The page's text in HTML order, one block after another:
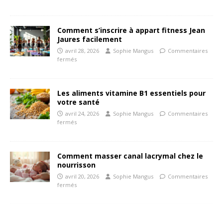
Comment s’inscrire à appart fitness Jean
Jaures facilement
avril 28, 2026 Sophie Mangus
Commentaires
fermés
Les aliments vitamine B1 essentiels pour
votre santé
avril 24, 2026 Sophie Mangus
Commentaires
fermés
Comment masser canal lacrymal chez le
nourrisson
avril 20, 2026 Sophie Mangus
Commentaires
fermés